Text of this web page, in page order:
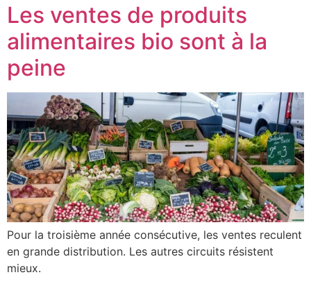
Les ventes de produits
alimentaires bio sont à la
peine
Pour la troisième année consécutive, les ventes reculent
en grande distribution. Les autres circuits résistent
mieux.